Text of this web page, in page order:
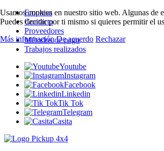
Empresa
Contacto
Proveedores
Métodos de pago
Trabajos realizados
Youtube
Instagram
Facebook
Linkedin
Tik Tok
Telegram
Casita
Usamos cookies en nuestro sitio web. Algunas de
Puedes decidir por ti mismo si quieres permitir el
Más información De acuerdo Rechazar